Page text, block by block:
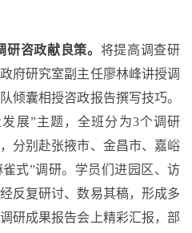
咨政献良策。 将提高调查研
府研究室副主任廖林峰讲授调
倾囊相授咨政报告撰写技巧。
展”主题，全班分为3个调研
分别赴张掖市、金昌市、嘉峪
式”调研。学员们进园区、访
反复研讨、数易其稿，形成多
研成果报告会上精彩汇报，部